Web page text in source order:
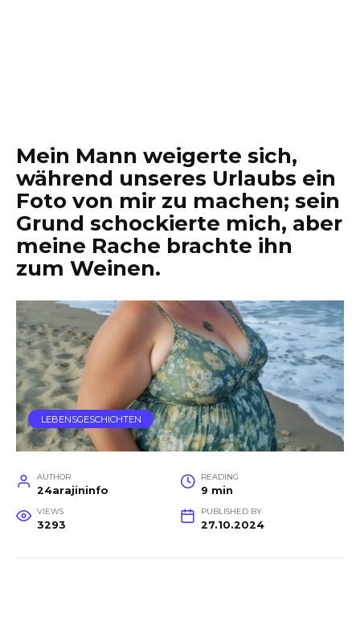
Mein Mann weigerte sich,
während unseres Urlaubs ein
Foto von mir zu machen; sein
Grund schockierte mich, aber
meine Rache brachte ihn
zum Weinen.
LEBENSGESCHICHTEN
AUTHOR
24arajininfo
READING
9 min
VIEWS
3293
PUBLISHED BY
27.10.2024